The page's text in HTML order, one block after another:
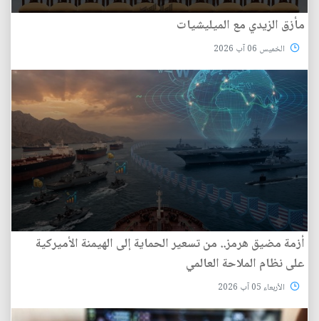
مأزق الزيدي مع الميليشيات
الخميس 06 آب 2026
أزمة مضيق هرمز.. من تسعير الحماية إلى الهيمنة الأميركية
على نظام الملاحة العالمي
الأربعاء 05 آب 2026